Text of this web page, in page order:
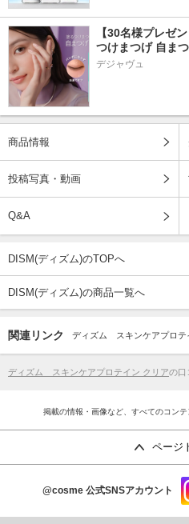
【30名様プレゼ
つけまつげ 自ま
デジャヴュ
商品情報
投稿写真・動画
Q&A
DISM(ディズム)のTOPへ
DISM(ディズム)の商品一覧へ
関連リンク ディズム スキンケアプロテ
ディズム スキンケアプロテイン クリアの口
掲載の情報・画像など、すべてのコン
ページ
@cosme 公式SNSアカウント